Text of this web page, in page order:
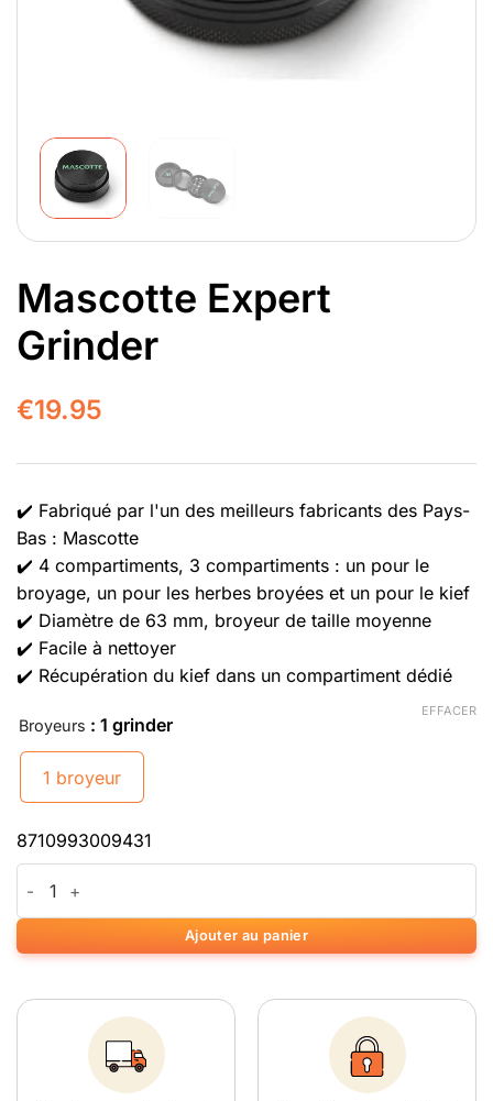
Mascotte Expert
Grinder
€19.95
✔️ Fabriqué par l'un des meilleurs fabricants des Pays-
Bas : Mascotte
✔️ 4 compartiments, 3 compartiments : un pour le
broyage, un pour les herbes broyées et un pour le kief
✔️ Diamètre de 63 mm, broyeur de taille moyenne
✔️ Facile à nettoyer
✔️ Récupération du kief dans un compartiment dédié
Broyeurs : 1 grinder
1 broyeur
EFFACER
8710993009431
Ajouter au panier